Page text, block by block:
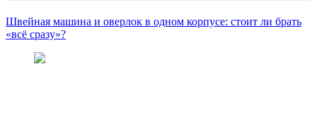
Швейная машина и оверлок в одном корпусе: стоит ли брать
«всё сразу»?